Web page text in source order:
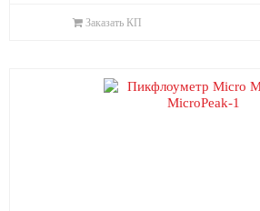
Заказать КП